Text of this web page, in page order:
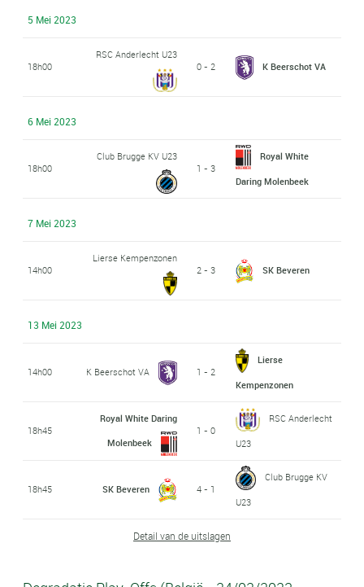
5 Mei 2023
18h00
RSC Anderlecht U23
0 - 2
K Beerschot VA
6 Mei 2023
18h00
Club Brugge KV U23
1 - 3
Royal White
Daring Molenbeek
7 Mei 2023
14h00
Lierse Kempenzonen
2 - 3
SK Beveren
13 Mei 2023
14h00 K Beerschot VA 1 - 2
Lierse
Kempenzonen
18h45
Royal White Daring
Molenbeek
1 - 0
RSC Anderlecht
U23
18h45 SK Beveren 4 - 1
Club Brugge KV
U23
Detail van de uitslagen